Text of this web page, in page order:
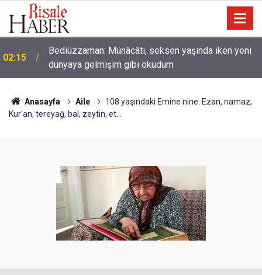
01:45
Nice binilen hayvan vardır ki, binicisinden daha
hayırlıdır
Anasayfa Aile
108 yaşındaki Emine nine: Ezan, namaz,
Kur'an, tereyağ, bal, zeytin, et...